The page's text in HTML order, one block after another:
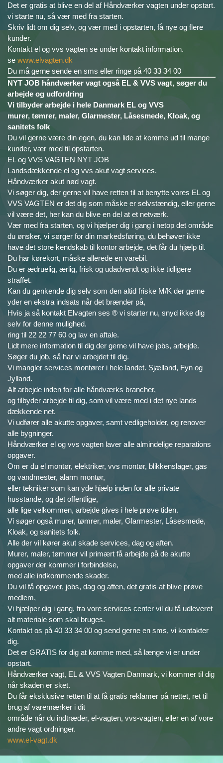
Det er gratis at blive en del af Håndværker vagten under opstart.
vi starte nu, så vær med fra starten.
Skriv lidt om dig selv, og vær med i opstarten, få nye og flere
kunder.
Kontakt el og vvs vagten se under kontakt information.
se www.elvagten.dk
Du må gerne sende en sms eller ringe på 40 33 34 00
NYT JOB håndværker vagt også EL & VVS vagt, søger du
arbejde og udfordring
Vi tilbyder arbejde i hele Danmark EL og VVS
murer, tømrer, maler, Glarmester, Låsesmede, Kloak, og
sanitets folk
Du vil gerne være din egen, du kan lide at komme ud til mange
kunder, vær med til opstarten.
EL og VVS VAGTEN NYT JOB
Landsdækkende el og vvs akut vagt services.
Håndværker akut nød vagt.
Vi søger dig, der gerne vil have retten til at benytte vores EL og
VVS VAGTEN er det dig som måske er selvstændig, eller gerne
vil være det, her kan du blive en del at et netværk.
Vær med fra starten, og vi hjælper dig i gang i netop det område
du ønsker, vi sørger for din markedsføring, du behøver ikke
have det store kendskab til kontor arbejde, det får du hjælp til.
Du har kørekort, måske allerede en varebil.
Du er ædruelig, ærlig, frisk og udadvendt og ikke tidligere
straffet.
Kan du genkende dig selv som den altid friske M/K der gerne
yder en ekstra indsats når det brænder på,
Hvis ja så kontakt Elvagten ses ® vi starter nu, snyd ikke dig
selv for denne mulighed.
ring til 22 22 77 60 og lav en aftale.
Lidt mere information til dig der gerne vil have jobs, arbejde.
Søger du job, så har vi arbejdet til dig.
Vi mangler services montører i hele landet. Sjælland, Fyn og
Jylland.
Alt arbejde inden for alle håndværks brancher,
og tilbyder arbejde til dig, som vil være med i det nye lands
dækkende net.
Vi udfører alle akutte opgaver, samt vedligeholder, og renover
alle bygninger.
Håndværker el og vvs vagten laver alle almindelige reparations
opgaver.
Om er du el montør, elektriker, vvs montør, blikkenslager, gas
og vandmester, alarm montør,
eller tekniker som kan yde hjælp inden for alle private
husstande, og det offentlige,
alle lige velkommen, arbejde gives i hele prøve tiden.
Vi søger også murer, tømrer, maler, Glarmester, Låsesmede,
Kloak, og sanitets folk.
Alle der vil kører akut skade services, dag og aften.
Murer, maler, tømmer vil primært få arbejde på de akutte
opgaver der kommer i forbindelse,
med alle indkommende skader.
Du vil få opgaver, jobs, dag og aften, det gratis at blive prøve
medlem,
Vi hjælper dig i gang, fra vore services center vil du få udleveret
alt materiale som skal bruges.
Kontakt os på 40 33 34 00 og send gerne en sms, vi kontakter
dig.
Det er GRATIS for dig at komme med, så længe vi er under
opstart.
Håndværker vagt, EL & VVS Vagten Danmark, vi kommer til dig
når skaden er sket.
Du får eksklusive retten til at få gratis reklamer på nettet, ret til
brug af varemærker i dit
område når du indtræder, el-vagten, vvs-vagten, eller en af vore
andre vagt ordninger.
www.el-vagt.dk